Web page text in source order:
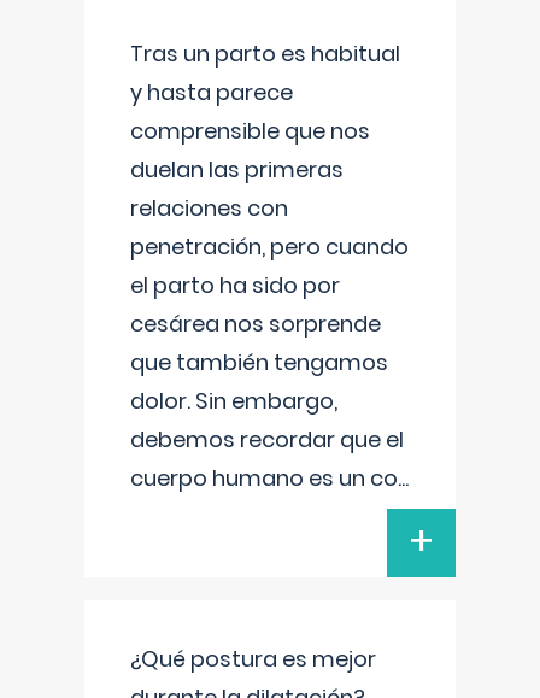
Tras un parto es habitual
y hasta parece
comprensible que nos
duelan las primeras
relaciones con
penetración, pero cuando
el parto ha sido por
cesárea nos sorprende
que también tengamos
dolor. Sin embargo,
debemos recordar que el
cuerpo humano es un co...
+
¿Qué postura es mejor